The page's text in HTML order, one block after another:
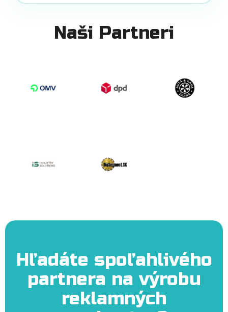
Naši Partneri
Hľadáte spoľahlivého
partnera na výrobu
reklamných